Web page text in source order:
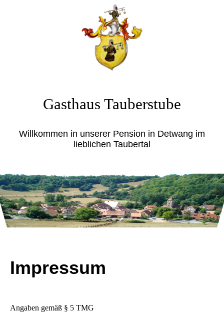
Gasthaus Tauberstube
Willkommen in unserer Pension in Detwang im
lieblichen Taubertal
Impressum
Angaben gemäß § 5 TMG